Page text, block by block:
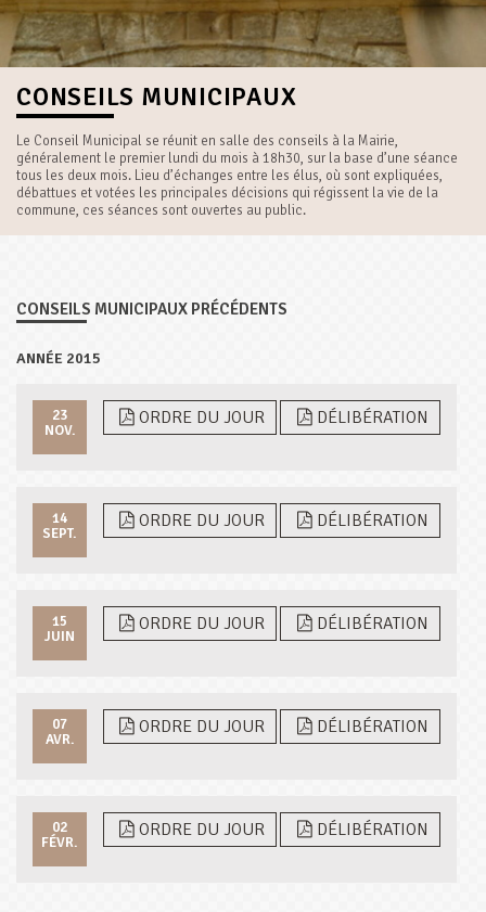
CONSEILS MUNICIPAUX
Le Conseil Municipal se réunit en salle des conseils à la Mairie,
généralement le premier lundi du mois à 18h30, sur la base d’une séance
tous les deux mois. Lieu d’échanges entre les élus, où sont expliquées,
débattues et votées les principales décisions qui régissent la vie de la
commune, ces séances sont ouvertes au public.
CONSEILS MUNICIPAUX PRÉCÉDENTS
ANNÉE 2015
23
NOV.
ORDRE DU JOUR DÉLIBÉRATION
14
SEPT.
ORDRE DU JOUR DÉLIBÉRATION
15
JUIN
ORDRE DU JOUR DÉLIBÉRATION
07
AVR.
ORDRE DU JOUR DÉLIBÉRATION
02
FÉVR.
ORDRE DU JOUR DÉLIBÉRATION